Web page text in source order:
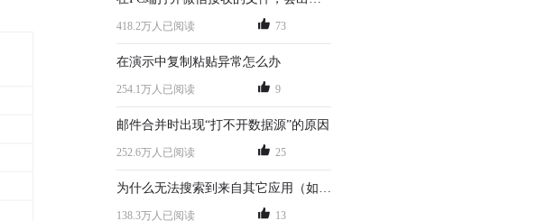
418.2万人已阅读 73
在演示中复制粘贴异常怎么办
254.1万人已阅读 9
邮件合并时出现“打不开数据源”的原因
252.6万人已阅读 25
138.3万人已阅读 13